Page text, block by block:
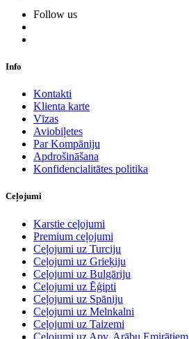
Follow us
Info
Kontakti
Klienta karte
Vīzas
Aviobiļetes
Par Kompāniju
Apdrošināšana
Konfidencialitātes politika
Ceļojumi
Karstie ceļojumi
Premium ceļojumi
Ceļojumi uz Turciju
Ceļojumi uz Grieķiju
Ceļojumi uz Bulgāriju
Ceļojumi uz Ēģipti
Ceļojumi uz Spāniju
Ceļojumi uz Melnkalni
Ceļojumi uz Taizemi
Ceļojumi uz Apv. Arābu Emirātiem